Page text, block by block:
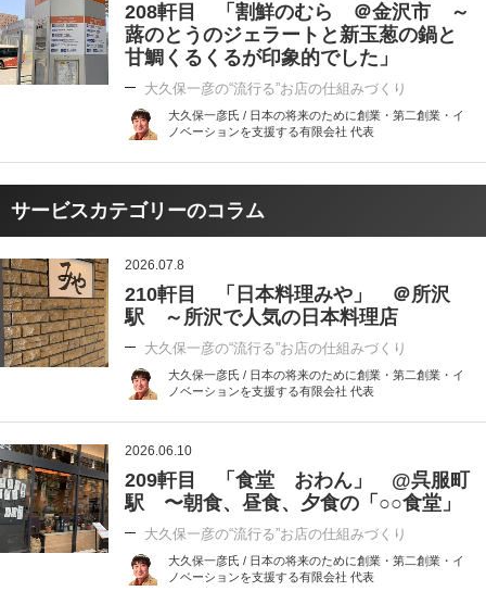
208軒目 「割鮮のむら ＠金沢市 ～
蕗のとうのジェラートと新玉葱の鍋と
甘鯛くるくるが印象的でした」
大久保一彦の“流行る”お店の仕組みづくり
大久保一彦氏 / 日本の将来のために創業・第二創業・イ
ノベーションを支援する有限会社 代表
サービスカテゴリーのコラム
2026.07.8
210軒目 「日本料理みや」 ＠所沢
駅 ～所沢で人気の日本料理店
大久保一彦の“流行る”お店の仕組みづくり
大久保一彦氏 / 日本の将来のために創業・第二創業・イ
ノベーションを支援する有限会社 代表
2026.06.10
209軒目 「食堂 おわん」 @呉服町
駅 〜朝食、昼食、夕食の「○○食堂」
大久保一彦の“流行る”お店の仕組みづくり
大久保一彦氏 / 日本の将来のために創業・第二創業・イ
ノベーションを支援する有限会社 代表